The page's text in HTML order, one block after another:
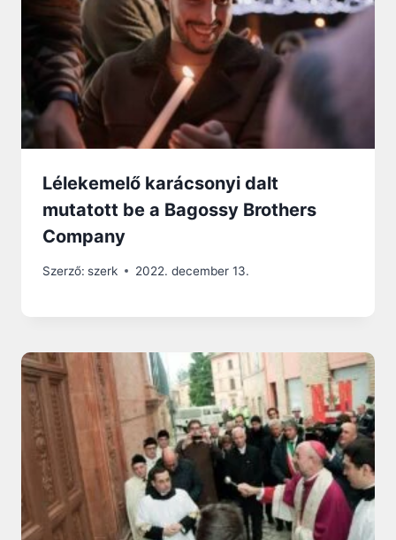
Lélekemelő karácsonyi dalt
mutatott be a Bagossy Brothers
Company
Szerző: szerk 2022. december 13.